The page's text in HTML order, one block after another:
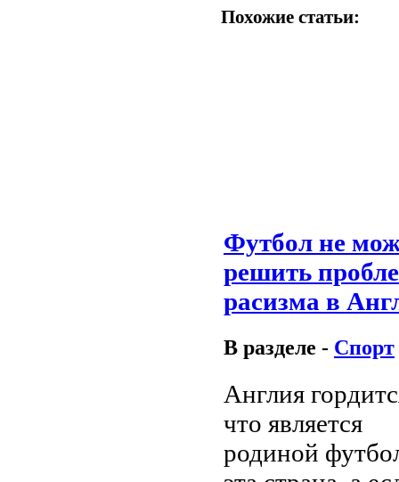
Похожие статьи:
Футбол не
решить
расизма в
В разделе - Спорт
Англия
что является
родиной